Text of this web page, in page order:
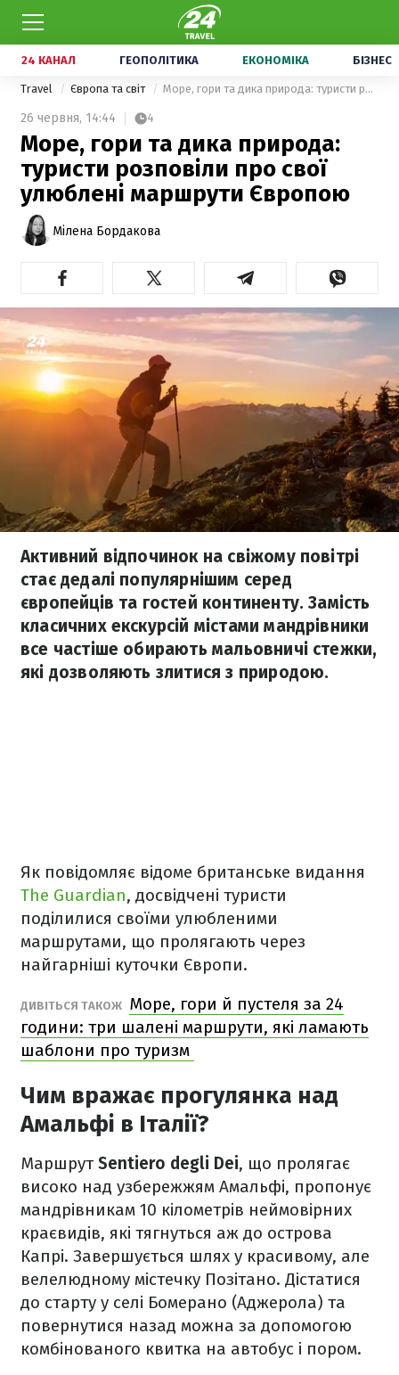
24 КАНАЛ ГЕОПОЛІТИКА ЕКОНОМІКА БІЗНЕС
Travel Європа та світ Море, гори та дика природа: туристи розповіли про свої улюблені маршрути Європою
26 червня, 14:44 4
Море, гори та дика природа:
туристи розповіли про свої
улюблені маршрути Європою
Мілена Бордакова
Активний відпочинок на свіжому повітрі
стає дедалі популярнішим серед
європейців та гостей континенту. Замість
класичних екскурсій містами мандрівники
все частіше обирають мальовничі стежки,
які дозволяють злитися з природою.
Як повідомляє відоме британське видання
The Guardian, досвідчені туристи
поділилися своїми улюбленими
маршрутами, що пролягають через
найгарніші куточки Європи.
ДИВІТЬСЯ ТАКОЖ Море, гори й пустеля за 24
години: три шалені маршрути, які ламають
шаблони про туризм
Чим вражає прогулянка над
Амальфі в Італії?
МаршрутSentiero degli Dei, що пролягає
високо над узбережжям Амальфі, пропонує
мандрівникам 10 кілометрів неймовірних
краєвидів, які тягнуться аж до острова
Капрі. Завершується шлях у красивому, але
велелюдному містечку Позітано. Дістатися
до старту у селі Бомерано (Аджерола) та
повернутися назад можна за допомогою
комбінованого квитка на автобус і пором.